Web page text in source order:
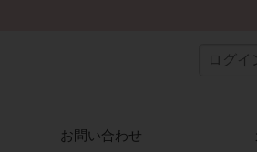
お問い合わせ